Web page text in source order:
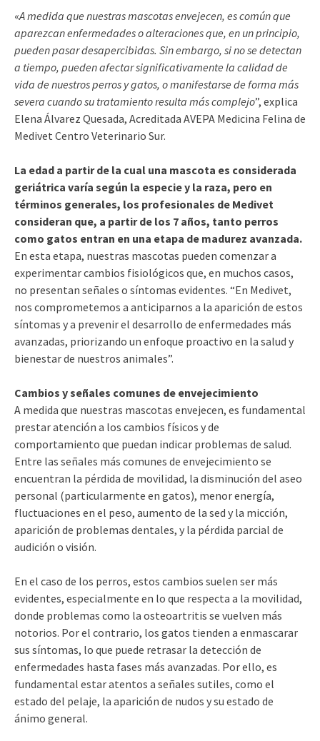
«A medida que nuestras mascotas envejecen, es común que
aparezcan enfermedades o alteraciones que, en un principio,
pueden pasar desapercibidas. Sin embargo, si no se detectan
a tiempo, pueden afectar significativamente la calidad de
vida de nuestros perros y gatos, o manifestarse de forma más
severa cuando su tratamiento resulta más complejo”, explica
Elena Álvarez Quesada, Acreditada AVEPA Medicina Felina de
Medivet Centro Veterinario Sur.
La edad a partir de la cual una mascota es considerada
geriátrica varía según la especie y la raza, pero en
términos generales, los profesionales de Medivet
consideran que, a partir de los 7 años, tanto perros
como gatos entran en una etapa de madurez avanzada.
En esta etapa, nuestras mascotas pueden comenzar a
experimentar cambios fisiológicos que, en muchos casos,
no presentan señales o síntomas evidentes. “En Medivet,
nos comprometemos a anticiparnos a la aparición de estos
síntomas y a prevenir el desarrollo de enfermedades más
avanzadas, priorizando un enfoque proactivo en la salud y
bienestar de nuestros animales”.
Cambios y señales comunes de envejecimiento
A medida que nuestras mascotas envejecen, es fundamental
prestar atención a los cambios físicos y de
comportamiento que puedan indicar problemas de salud.
Entre las señales más comunes de envejecimiento se
encuentran la pérdida de movilidad, la disminución del aseo
personal (particularmente en gatos), menor energía,
fluctuaciones en el peso, aumento de la sed y la micción,
aparición de problemas dentales, y la pérdida parcial de
audición o visión.
En el caso de los perros, estos cambios suelen ser más
evidentes, especialmente en lo que respecta a la movilidad,
donde problemas como la osteoartritis se vuelven más
notorios. Por el contrario, los gatos tienden a enmascarar
sus síntomas, lo que puede retrasar la detección de
enfermedades hasta fases más avanzadas. Por ello, es
fundamental estar atentos a señales sutiles, como el
estado del pelaje, la aparición de nudos y su estado de
ánimo general.